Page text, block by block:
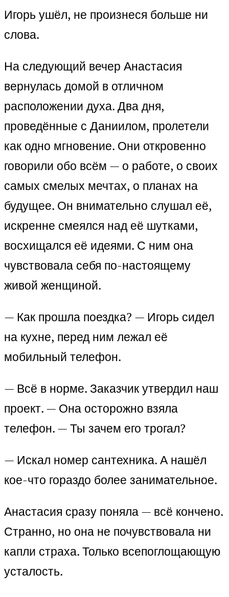
Игорь ушёл, не произнеся больше ни
слова.
На следующий вечер Анастасия
вернулась домой в отличном
расположении духа. Два дня,
проведённые с Даниилом, пролетели
как одно мгновение. Они откровенно
говорили обо всём — о работе, о своих
самых смелых мечтах, о планах на
будущее. Он внимательно слушал её,
искренне смеялся над её шутками,
восхищался её идеями. С ним она
чувствовала себя по-настоящему
живой женщиной.
— Как прошла поездка? — Игорь сидел
на кухне, перед ним лежал её
мобильный телефон.
— Всё в норме. Заказчик утвердил наш
проект. — Она осторожно взяла
телефон. — Ты зачем его трогал?
— Искал номер сантехника. А нашёл
кое-что гораздо более занимательное.
Анастасия сразу поняла — всё кончено.
Странно, но она не почувствовала ни
капли страха. Только всепоглощающую
усталость.